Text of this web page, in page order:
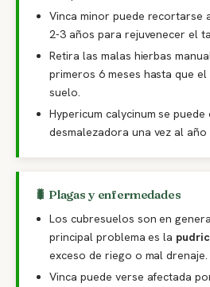
Vinca minor puede recortarse
2-3 años para rejuvenecer el
Retira las malas hierbas
primeros 6 meses hasta que
suelo.
Hypericum calycinum se
desmalezadora una vez al año
🐛 Plagas y enfermedades
Los cubresuelos son en
principal problema es la
exceso de riego o mal drenaje.
Vinca puede verse afectada